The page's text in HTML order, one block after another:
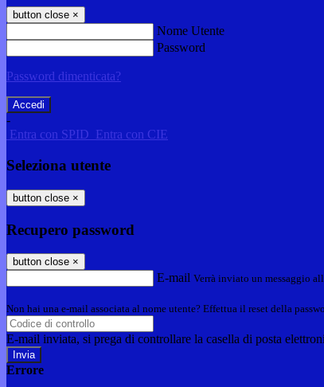
button close ×
Nome Utente
Password
Password dimenticata?
-
Entra con SPID Entra con CIE
Seleziona utente
button close ×
Recupero password
button close ×
E-mail Verrà inviato un messaggio
Non hai una e-mail associata al nome utente? Effettua il reset della
E-mail inviata, si prega di controllare la casella di posta
Errore